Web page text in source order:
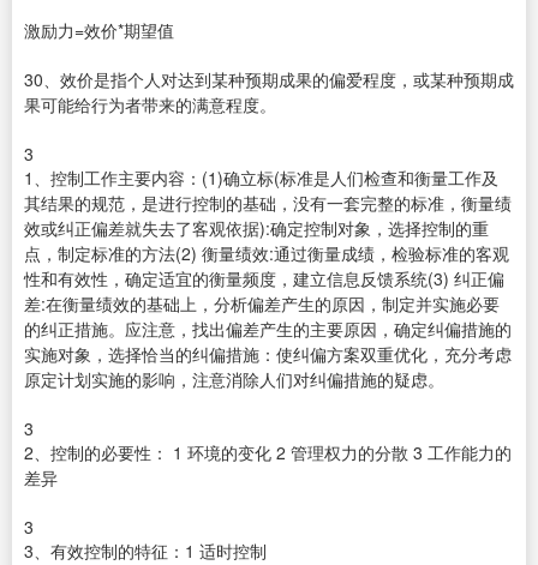
激励力=效价*期望值
30、效价是指个人对达到某种预期成果的偏爱程度，或某种预期成
果可能给行为者带来的满意程度。
3
1、控制工作主要内容：(1)确立标(标准是人们检查和衡量工作及
其结果的规范，是进行控制的基础，没有一套完整的标准，衡量绩
效或纠正偏差就失去了客观依据):确定控制对象，选择控制的重
点，制定标准的方法(2) 衡量绩效:通过衡量成绩，检验标准的客观
性和有效性，确定适宜的衡量频度，建立信息反馈系统(3) 纠正偏
差:在衡量绩效的基础上，分析偏差产生的原因，制定并实施必要
的纠正措施。应注意，找出偏差产生的主要原因，确定纠偏措施的
实施对象，选择恰当的纠偏措施：使纠偏方案双重优化，充分考虑
原定计划实施的影响，注意消除人们对纠偏措施的疑虑。
3
2、控制的必要性： 1 环境的变化 2 管理权力的分散 3 工作能力的
差异
3
3、有效控制的特征：1 适时控制